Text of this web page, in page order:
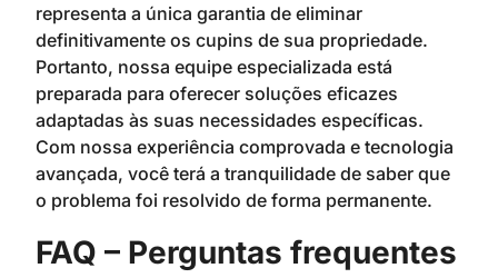
representa a única garantia de eliminar
definitivamente os cupins de sua propriedade.
Portanto, nossa equipe especializada está
preparada para oferecer soluções eficazes
adaptadas às suas necessidades específicas.
Com nossa experiência comprovada e tecnologia
avançada, você terá a tranquilidade de saber que
o problema foi resolvido de forma permanente.
FAQ – Perguntas frequentes